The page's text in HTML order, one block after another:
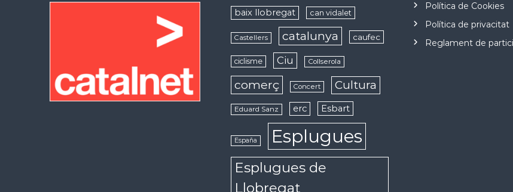
baix llobregat can vidalet
Castellers catalunya caufec
ciclisme Ciu Collserola
comerç Concert Cultura
Eduard Sanz erc Esbart
España Esplugues
Esplugues de
Llobregat
Política de Cookies
Política de privacitat
Reglament de